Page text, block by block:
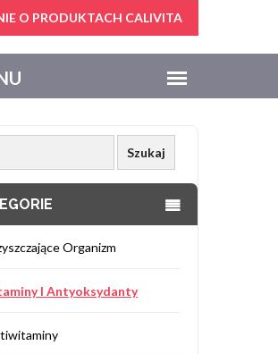
O PRODUKTACH CALIVITA
Organizm
I Antyoksydanty